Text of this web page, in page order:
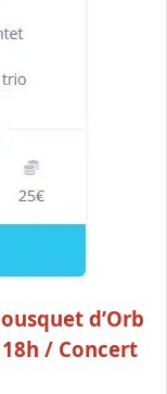
d’Orb
/ Concert